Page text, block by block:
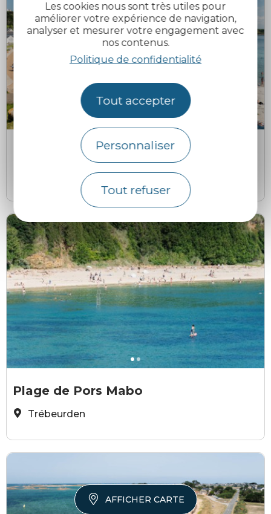
Les cookies nous sont très utiles pour
améliorer votre expérience de navigation,
analyser et mesurer votre engagement avec
nos contenus.
Politique de confidentialité
Tout accepter
Personnaliser
Tout refuser
AFFICHER CARTE
Emmanuel Berthier
Plage de Tresmeur
Trébeurden
Plage de Pors Mabo
Trébeurden